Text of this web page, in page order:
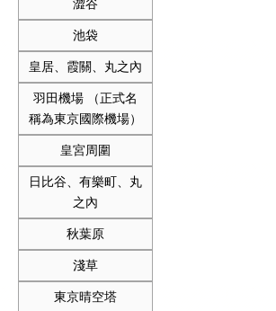
澀谷
池袋
皇居、霞關、丸之內
羽田機場 （正式名
稱為東京國際機場）
皇宮周圍
日比谷、有樂町、丸
之內
秋葉原
淺草
東京晴空塔